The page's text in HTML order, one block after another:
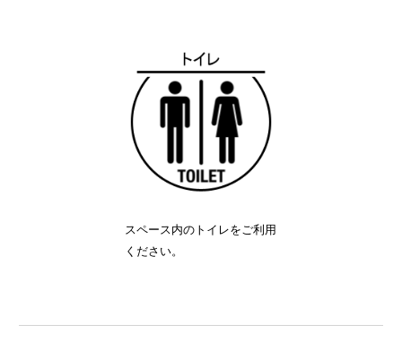
スペース内のトイレをご利用
ください。